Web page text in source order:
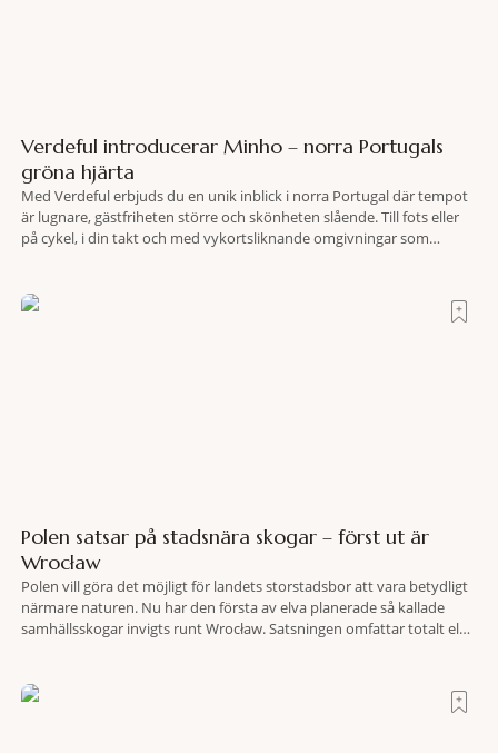
Verdeful introducerar Minho – norra Portugals
gröna hjärta
Med Verdeful erbjuds du en unik inblick i norra Portugal där tempot
är lugnare, gästfriheten större och skönheten slående. Till fots eller
på cykel, i din takt och med vykortsliknande omgivningar som
travel när det
Polen satsar på stadsnära skogar – först ut är
Wrocław
Polen vill göra det möjligt för landets storstadsbor att vara betydligt
närmare naturen. Nu har den första av elva planerade så kallade
samhällsskogar invigts runt Wrocław. Satsningen omfattar totalt elva
fler människor ska kunna promenera, motionera